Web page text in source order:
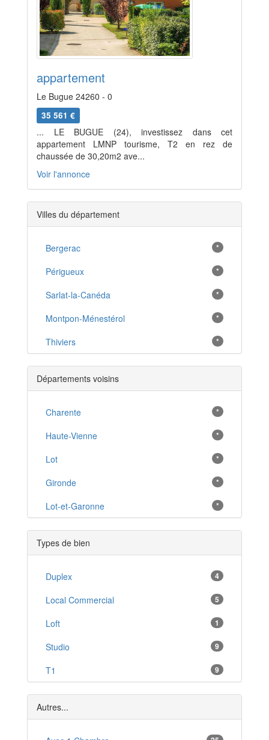
appartement
Le Bugue 24260 - 0
35 561 €
... LE BUGUE (24), investissez dans cet
appartement LMNP tourisme, T2 en rez de
chaussée de 30,20m2 ave...
Voir l'annonce
Villes du département
Bergerac *
Périgueux *
Sarlat-la-Canéda *
Montpon-Ménestérol *
Thiviers *
Excideuil *
Ribérac *
Lalinde *
La Coquille *
Le Bugue *
Belvès *
La Force *
Mussidan *
Terrasson-Lavilledieu *
Trélissac *
Hautefort *
Saint-Cyprien *
Le Buisson-de-Cadouin *
Lamothe-Montravel *
Vélines *
Départements voisins
Charente *
Haute-Vienne *
Lot *
Gironde *
Lot-et-Garonne *
Types de bien
Duplex 4
Local Commercial 5
Loft 1
Studio 9
T1 9
T1 Bis 1
T2 26
Autres...